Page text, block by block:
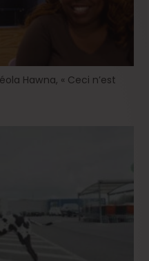
Hawna, « Ceci n’est